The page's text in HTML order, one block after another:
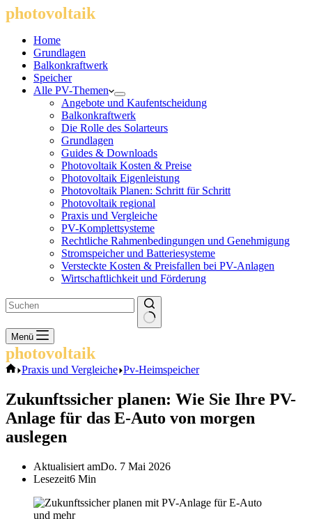
photovoltaik
Home
Grundlagen
Balkonkraftwerk
Speicher
Alle PV-Themen
Angebote und Kaufentscheidung
Balkonkraftwerk
Die Rolle des Solarteurs
Grundlagen
Guides & Downloads
Photovoltaik Kosten & Preise
Photovoltaik Eigenleistung
Photovoltaik Planen: Schritt für Schritt
Photovoltaik regional
Praxis und Vergleiche
PV-Komplettsysteme
Rechtliche Rahmenbedingungen und Genehmigung
Stromspeicher und Batteriesysteme
Versteckte Kosten & Preisfallen bei PV-Anlagen
Wirtschaftlichkeit und Förderung
Keine
Ergebnisse
Menü
photovoltaik
Start
Praxis und Vergleiche Pv-Heimspeicher
Zukunftssicher planen: Wie Sie Ihre PV-
Anlage für das E-Auto von morgen
auslegen
Aktualisiert amDo. 7 Mai 2026
Lesezeit6 Min